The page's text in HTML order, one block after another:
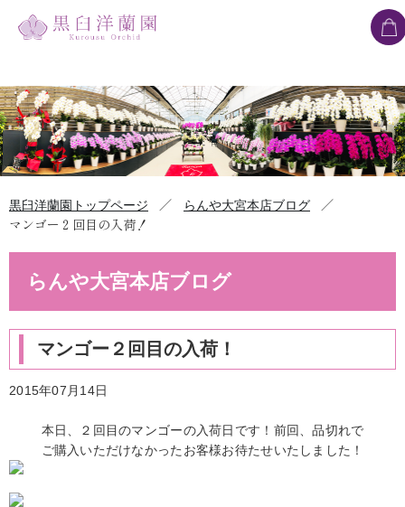
黒臼洋蘭園トップページ ／ らんや大宮本店ブログ
／
マンゴー２回目の入荷！
らんや大宮本店ブログ
マンゴー２回目の入荷！
2015年07月14日
本日、２回目のマンゴーの入荷日です！前回、品切れで
ご購入いただけなかったお客様お待たせいたしました！